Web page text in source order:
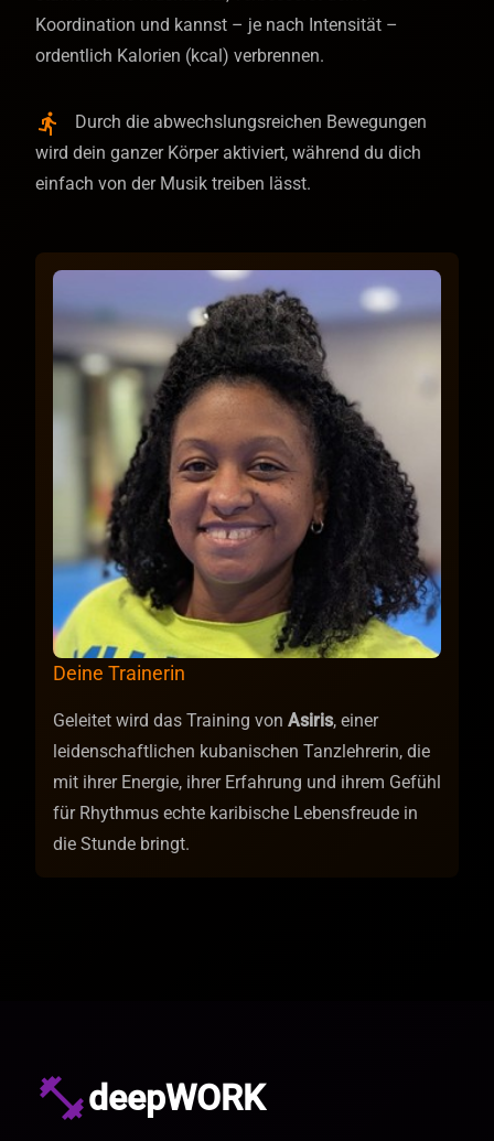
Koordination und kannst – je nach Intensität –
ordentlich Kalorien (kcal) verbrennen.
directions_run
Durch die abwechslungsreichen Bewegungen
wird dein ganzer Körper aktiviert, während du dich
einfach von der Musik treiben lässt.
Deine Trainerin
Geleitet wird das Training von Asiris, einer
leidenschaftlichen kubanischen Tanzlehrerin, die
mit ihrer Energie, ihrer Erfahrung und ihrem Gefühl
für Rhythmus echte karibische Lebensfreude in
die Stunde bringt.
fitness_centerdeepWORK